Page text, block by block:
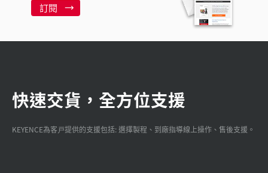
訂閱
快速交貨，全方位支援
KEYENCE為客戸提供的支援包括: 選擇製程、到廠指導線上操作、售後支援。